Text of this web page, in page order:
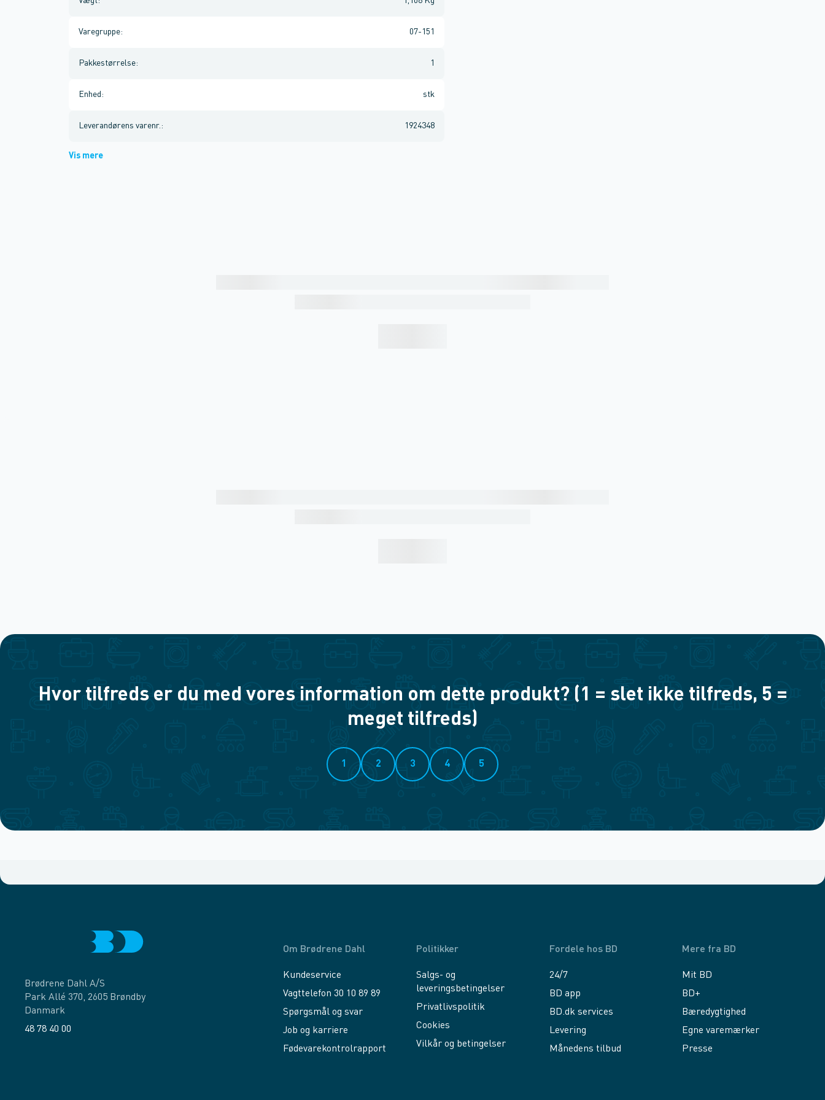
Varegruppe: 07-151
Pakkestørrelse: 1
Enhed : stk
Leverandørens varenr. : 1924348
Vis mere
Hvor tilfreds er du med vores information om dette produkt? (1 = slet ikke tilfreds, 5 =
meget tilfreds)
1 2 3 4 5
Brødrene Dahl A/S
Park Allé 370, 2605 Brøndby
Danmark
48 78 40 00
Om Brødrene Dahl
Kundeservice
Vagttelefon 30 10 89 89
Spørgsmål og svar
Job og karriere
Fødevarekontrolrapport
Politikker
Salgs- og
leveringsbetingelser
Privatlivspolitik
Cookies
Vilkår og betingelser
Fordele hos BD
24/7
BD app
BD.dk services
Levering
Månedens tilbud
Mere fra BD
Mit BD
BD+
Bæredygtighed
Egne varemærker
Presse